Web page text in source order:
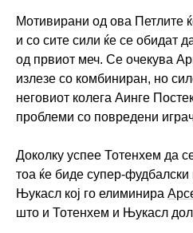
Мотивирани од ова Петлите
и со сите сили ќе се обидат
од првиот меч. Се очекува
излезе со комбиниран, но
неговиот колега Аинге
проблеми со повредени
Доколку успее Тотенхем да
тоа ќе биде супер-
Њукасл кој го елиминира
што и Тотенхем и Њукасл